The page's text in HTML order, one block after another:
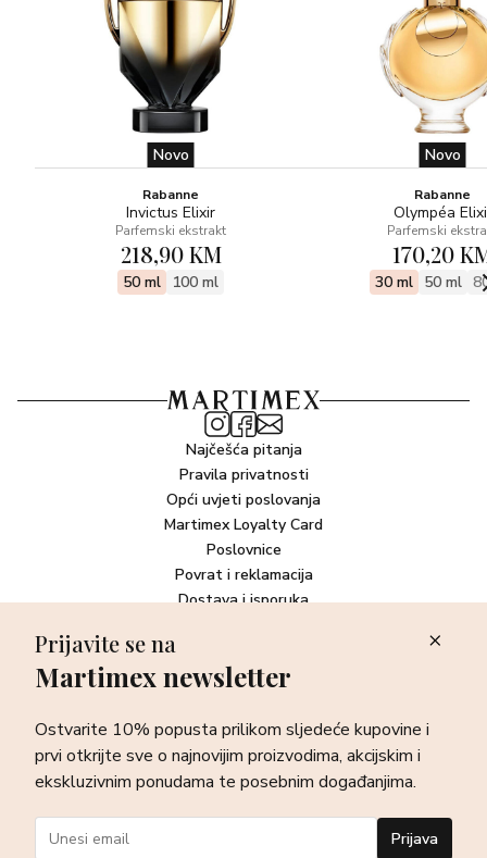
Novo
Rabanne
Invictus Elixir
Parfemski ekstrakt
218,90 KM
50 ml 100 ml
Novo
Rabanne
Olympéa
Parfemski
170,20
30 ml 50 ml
Najčešća pitanja
Pravila privatnosti
Opći uvjeti poslovanja
Martimex Loyalty Card
Poslovnice
Povrat i reklamacija
Dostava i isporuka
Newsletter
sve o najnovijim proizvodima, akcijskim i ekskluzivnim
ponudama te posebnim događanjima.
Prijava
Prijavite se na
Martimex newsletter
Ostvarite 10% popusta prilikom sljedeće kupovine i
prvi otkrijte sve o najnovijim proizvodima, akcijskim i
ekskluzivnim ponudama te posebnim događanjima.
Prijava